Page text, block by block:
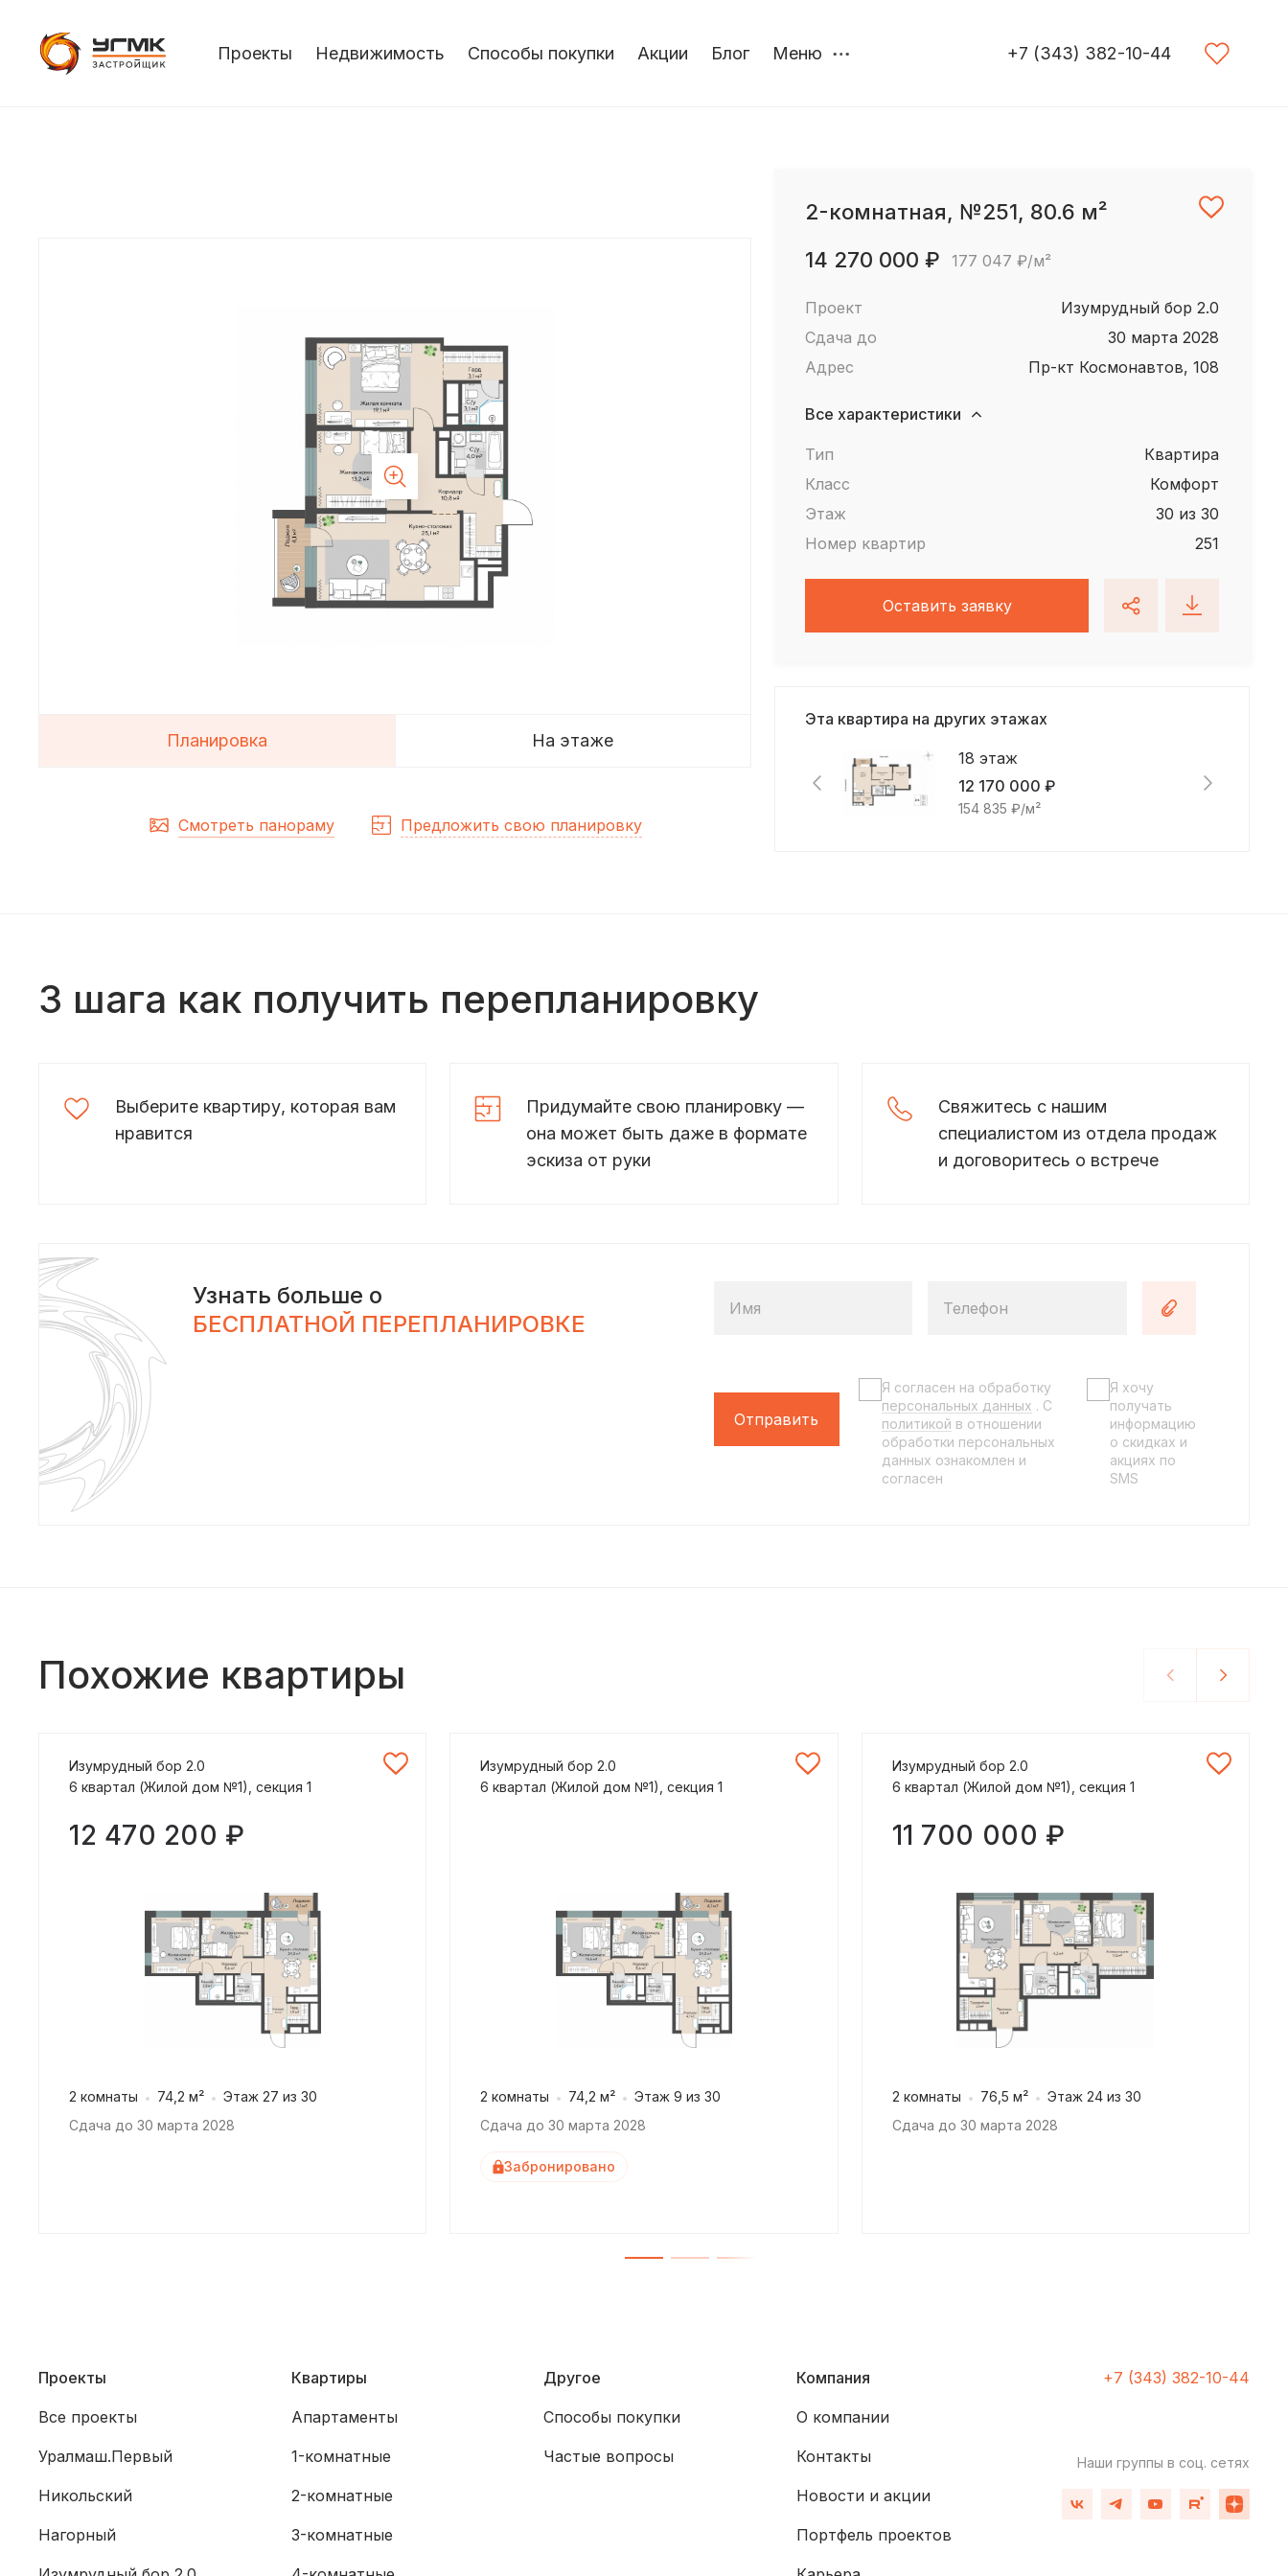
Проекты Недвижимость Способы покупки Акции Блог Меню +7 (343) 382-10-44
Планировка На этаже
Смотреть панораму Предложить свою планировку
2-комнатная, №251, 80.6 м²
14 270 000 ₽
177 047 ₽/м²
Проект
Изумрудный бор 2.0
Сдача до
30 марта 2028
Адрес
пр-кт Космонавтов, 108
Все характеристики
Тип
квартира
Класс
Комфорт
Этаж
30 из 30
Номер квартир
251
Оставить заявку
Эта квартира на других этажах
18 этаж
12 170 000 ₽
154 835 ₽/м²
3 шага как получить перепланировку
Выберите квартиру, которая вам
нравится
Придумайте свою планировку —
она может быть даже в формате
эскиза от руки
Свяжитесь с нашим
специалистом из отдела продаж
и договоритесь о встрече
Узнать больше о
БЕСПЛАТНОЙ ПЕРЕПЛАНИРОВКЕ
Имя Телефон
Отправить
Я согласен на обработку
персональных данных . C
политикой в отношении
обработки персональных
данных ознакомлен и
согласен
Я хочу
получать
информацию
о скидках и
акциях по
SMS
Похожие квартиры
Изумрудный бор 2.0
6 квартал (Жилой дом №1), секция 1
12 470 200 ₽
2 комнаты 74,2 м²
Этаж 27 из 30
Сдача до 30 марта 2028
Изумрудный бор 2.0
6 квартал (Жилой дом №1), секция 1
2 комнаты 74,2 м²
Этаж 9 из 30
Сдача до 30 марта 2028
Забронировано
Изумрудный бор 2.0
6 квартал (Жилой дом №1), секция 1
11 700 000 ₽
2 комнаты 76,5 м²
Этаж 24 из 30
Сдача до 30 марта 2028
Проекты
Все проекты
Уралмаш.Первый
Никольский
Нагорный
Квартиры
Апартаменты
1-комнатные
2-комнатные
3-комнатные
Другое
Способы покупки
Частые вопросы
Компания
О компании
Контакты
Новости и акции
Портфель проектов
+7 (343) 382-10-44
Наши группы в соц. сетях